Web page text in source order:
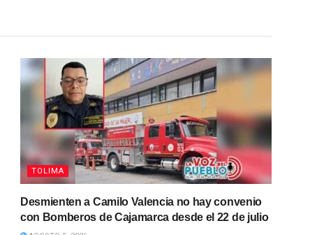
TOLIMA
Desmienten a Camilo Valencia no hay convenio
con Bomberos de Cajamarca desde el 22 de julio